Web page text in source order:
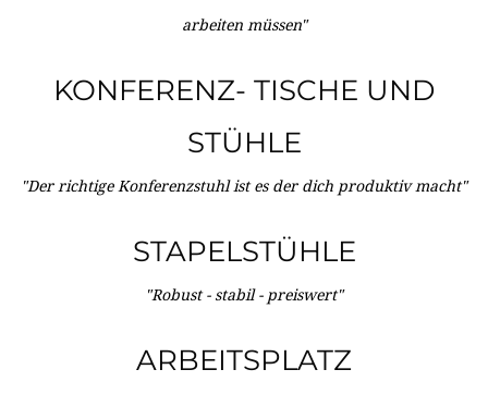
arbeiten müssen"
KONFERENZ- TISCHE UND
STÜHLE
"Der richtige Konferenzstuhl ist es der dich produktiv macht"
STAPELSTÜHLE
"Robust - stabil - preiswert"
ARBEITSPLATZ